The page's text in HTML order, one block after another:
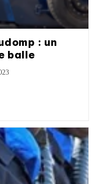
: un
balle